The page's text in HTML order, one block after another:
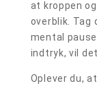
at kroppen
overblik. Tag
mental
indtryk, vil
Oplever du,